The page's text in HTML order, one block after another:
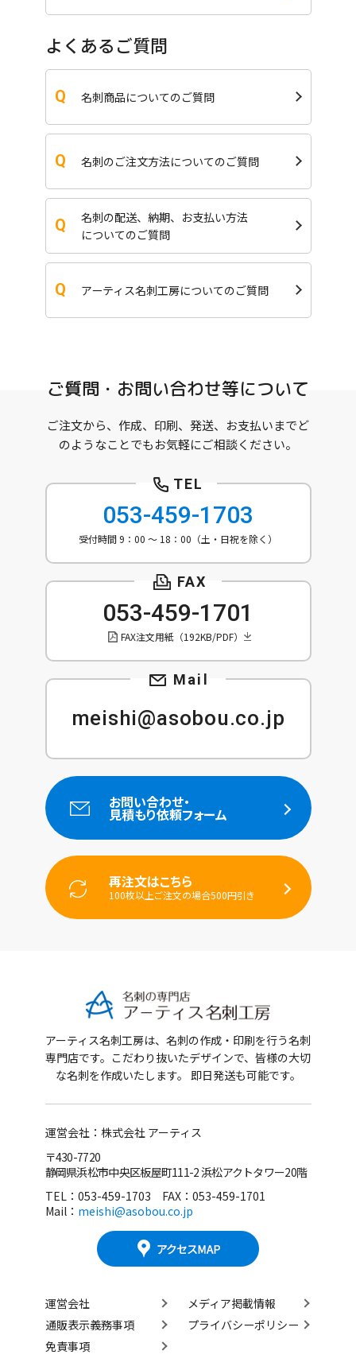
よくあるご質問
名刺商品についてのご質問
名刺のご注文方法についてのご質問
名刺の配送、納期、お支払い方法
についてのご質問
アーティス名刺工房についてのご質問
ご質問・お問い合わせ等について
ご注文から、作成、印刷、発送、お支払いまでど
のようなことでもお気軽にご相談ください。
053-459-1703
受付時間 9：00 ～ 18：00（土・日祝を除く）
053-459-1701
FAX注文用紙（192KB/PDF）
meishi@asobou.co.jp
お問い合わせ・
見積もり依頼フォーム
再注文はこちら
100枚以上ご注文の場合500円引き
アーティス名刺工房は、名刺の作成・印刷を行う名刺
専門店です。 こだわり抜いたデザインで、皆様の大切
な名刺を作成いたします。 即日発送も可能です。
運営会社：株式会社 アーティス
〒430-7720
静岡県浜松市中央区板屋町111-2 浜松アクトタワー20階
TEL：053-459-1703 FAX：053-459-1701
Mail： meishi@asobou.co.jp
運営会社
メディア掲載情報
通販表示義務事項
プライバシーポリシー
免責事項